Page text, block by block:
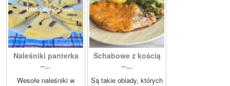
Naleśniki panterka
–...
Wesołe naleśniki w
Schabowe z kością
–...
Są takie obiady, których